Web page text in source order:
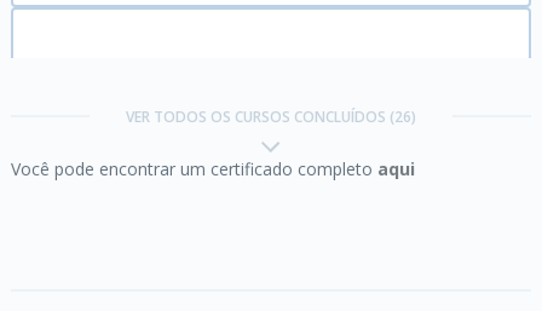
VER TODOS OS CURSOS CONCLUÍDOS (26)
Você pode encontrar um certificado completo aqui